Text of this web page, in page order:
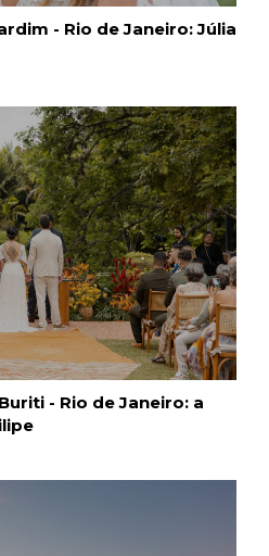
- Rio de Janeiro: Júlia
- Rio de Janeiro: a